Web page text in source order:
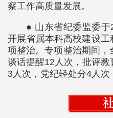
察工作高质量发展。
● 山东省纪委监委
开展省属本科高校建设
项整治。专项整治期间，
谈话提醒12人次，批评
3人次，党纪轻处分4人次